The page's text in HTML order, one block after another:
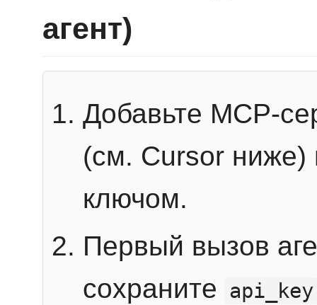
агент)
Добавьте MCP-
(см. Cursor ниже)
ключом.
Первый вызов
сохраните
api_key